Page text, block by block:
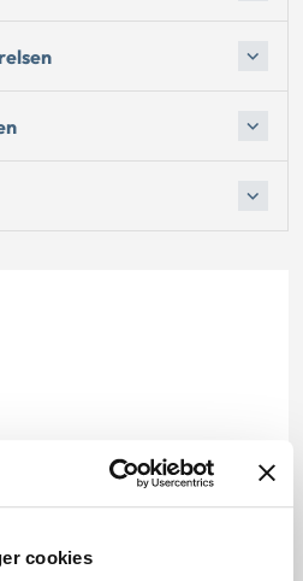
cookies
vejledningsværdi.